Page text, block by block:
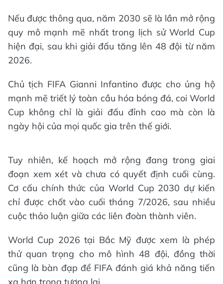
Nếu được thông qua, năm 2030 sẽ là lần mở rộng
quy mô mạnh mẽ nhất trong lịch sử World Cup
hiện đại, sau khi giải đấu tăng lên 48 đội từ năm
2026.
Chủ tịch FIFA Gianni Infantino được cho ủng hộ
mạnh mẽ triết lý toàn cầu hóa bóng đá, coi World
Cup không chỉ là giải đấu đỉnh cao mà còn là
ngày hội của mọi quốc gia trên thế giới.
Tuy nhiên, kế hoạch mở rộng đang trong giai
đoạn xem xét và chưa có quyết định cuối cùng.
Cơ cấu chính thức của World Cup 2030 dự kiến
chỉ được chốt vào cuối tháng 7/2026, sau nhiều
cuộc thảo luận giữa các liên đoàn thành viên.
World Cup 2026 tại Bắc Mỹ được xem là phép
thử quan trọng cho mô hình 48 đội, đồng thời
cũng là bàn đạp để FIFA đánh giá khả năng tiến